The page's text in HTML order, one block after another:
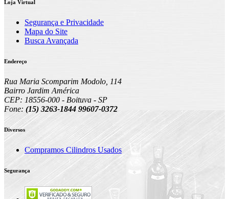
Loja Virtual
Segurança e Privacidade
Mapa do Site
Busca Avançada
Endereço
Rua Maria Scomparim Modolo, 114
Bairro Jardim América
CEP: 18556-000 - Boituva - SP
Fone: (15) 3263-1844 99607-0372
Diversos
Compramos Cilindros Usados
Segurança